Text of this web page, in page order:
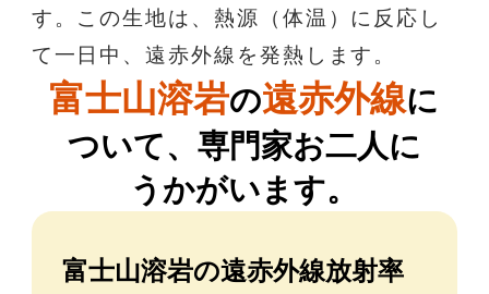
す。この生地は、熱源（体温）に反応し
て一日中、遠赤外線を発熱します。
富士山溶岩の遠赤外線に
ついて、 専門家お二人に
うかがいます。
富士山溶岩の遠赤外線放射率